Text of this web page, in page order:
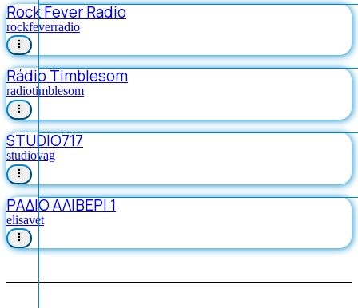
Rock Fever Radio
rockfeverradio
Rádio Timblesom
radiotimblesom
STUDIO717
studiovag
ΡΑΔΙΟ ΑΛΙΒΕΡΙ 1
elisavet